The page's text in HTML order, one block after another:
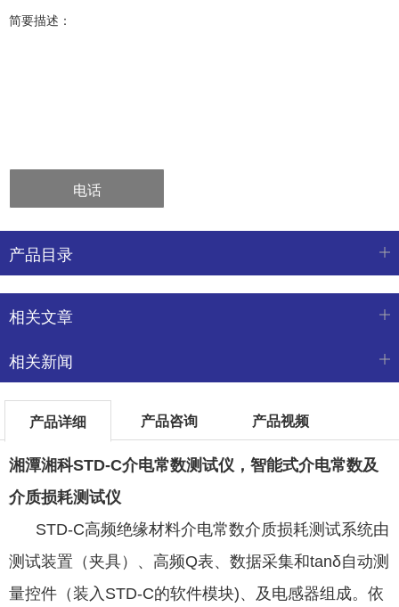
简要描述：
电话
产品目录
相关文章
相关新闻
产品详细 产品咨询 产品视频
湘潭湘科STD-C介电常数测试仪 ，智能式介电常数及
介质损耗测试仪
STD-C高频绝缘材料介电常数介质损耗测试系统由
测试装置（夹具）、高频Q表、数据采集和tanδ自动测
量控件（装入STD-C的软件模块)、及电感器组成。依